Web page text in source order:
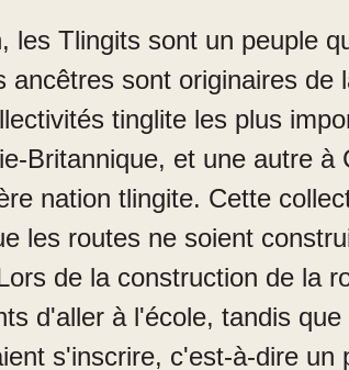
les Tlingits sont un peuple
ancêtres sont originaires
tinglite les plus
Britannique, et une autre
nation tlingite. Cette
les routes ne soient
de la construction de la
d'aller à l'école, tandis
s'inscrire, c'est‑à‑dire un